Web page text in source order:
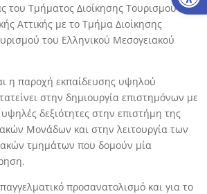
του Τμήματος Διοίκησης Τουρισμού του
Αττικής με το Τμήμα Διοίκησης
του Ελληνικού Μεσογειακού
η παροχή εκπαίδευσης υψηλού
στην δημιουργία επιστημόνων με
δεξιότητες στην επιστήμη της
Μονάδων και στην λειτουργία των
τμημάτων που δομούν μία
προσανατολισμό και για το